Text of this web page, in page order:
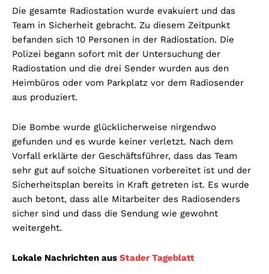
Die gesamte Radiostation wurde evakuiert und das
Team in Sicherheit gebracht. Zu diesem Zeitpunkt
befanden sich 10 Personen in der Radiostation. Die
Polizei begann sofort mit der Untersuchung der
Radiostation und die drei Sender wurden aus den
Heimbüros oder vom Parkplatz vor dem Radiosender
aus produziert.
Die Bombe wurde glücklicherweise nirgendwo
gefunden und es wurde keiner verletzt. Nach dem
Vorfall erklärte der Geschäftsführer, dass das Team
sehr gut auf solche Situationen vorbereitet ist und der
Sicherheitsplan bereits in Kraft getreten ist. Es wurde
auch betont, dass alle Mitarbeiter des Radiosenders
sicher sind und dass die Sendung wie gewohnt
weitergeht.
Lokale Nachrichten aus Stader Tageblatt